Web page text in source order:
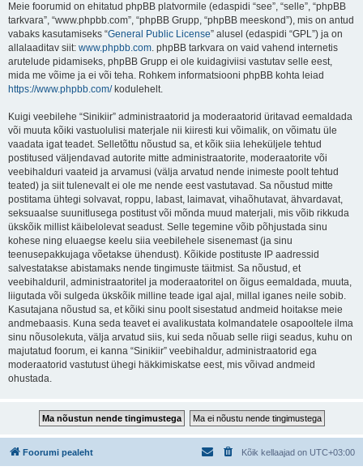
Meie foorumid on ehitatud phpBB platvormile (edaspidi “see”, “selle”, “phpBB
tarkvara”, “www.phpbb.com”, “phpBB Grupp, “phpBB meeskond”), mis on antud
vabaks kasutamiseks “General Public License” alusel (edaspidi “GPL”) ja on
allalaaditav siit: www.phpbb.com. phpBB tarkvara on vaid vahend internetis
arutelude pidamiseks, phpBB Grupp ei ole kuidagiviisi vastutav selle eest,
mida me võime ja ei või teha. Rohkem informatsiooni phpBB kohta leiad
https://www.phpbb.com/kodulehelt.
Kuigi veebilehe “Sinikiir” administraatorid ja moderaatorid üritavad eemaldada
või muuta kõiki vastuolulisi materjale nii kiiresti kui võimalik, on võimatu üle
vaadata igat teadet. Selletõttu nõustud sa, et kõik siia leheküljele tehtud
postitused väljendavad autorite mitte administraatorite, moderaatorite või
veebihalduri vaateid ja arvamusi (välja arvatud nende inimeste poolt tehtud
teated) ja siit tulenevalt ei ole me nende eest vastutavad. Sa nõustud mitte
postitama ühtegi solvavat, roppu, labast, laimavat, vihaõhutavat, ähvardavat,
seksuaalse suunitlusega postitust või mõnda muud materjali, mis võib rikkuda
ükskõik millist käibelolevat seadust. Selle tegemine võib põhjustada sinu
kohese ning eluaegse keelu siia veebilehele sisenemast (ja sinu
teenusepakkujaga võetakse ühendust). Kõikide postituste IP aadressid
salvestatakse abistamaks nende tingimuste täitmist. Sa nõustud, et
veebihalduril, administraatoritel ja moderaatoritel on õigus eemaldada, muuta,
liigutada või sulgeda ükskõik milline teade igal ajal, millal iganes neile sobib.
Kasutajana nõustud sa, et kõiki sinu poolt sisestatud andmeid hoitakse meie
andmebaasis. Kuna seda teavet ei avalikustata kolmandatele osapooltele ilma
sinu nõusolekuta, välja arvatud siis, kui seda nõuab selle riigi seadus, kuhu on
majutatud foorum, ei kanna “Sinikiir” veebihaldur, administraatorid ega
moderaatorid vastutust ühegi häkkimiskatse eest, mis võivad andmeid
ohustada.
Foorumi pealeht Kõik kellaajad on UTC+03:00